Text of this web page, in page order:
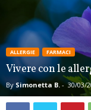
ALLERGIE FARMACI
Vivere con le
By Simonetta B. - 30/03/